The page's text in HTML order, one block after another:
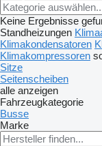
Keine Ergebnisse
Standheizungen
Klimakondensatoren
Klimakompressoren
Sitze
Seitenscheiben
alle anzeigen
Fahrzeugkategorie
Busse
Marke